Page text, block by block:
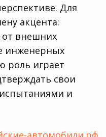
Для
акцента:
от внешних
инженерных
играет
свои
и